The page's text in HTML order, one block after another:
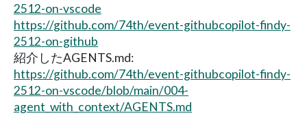
2512-on-vscode
https://github.com/74th/event-githubcopilot-findy-
2512-on-github
紹介したAGENTS.md:
https://github.com/74th/event-githubcopilot-findy-
2512-on-vscode/blob/main/004-
agent_with_context/AGENTS.md